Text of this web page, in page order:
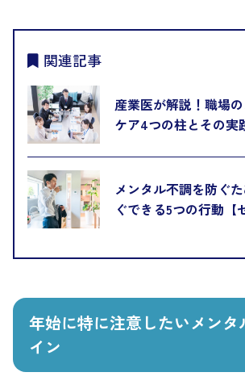
関連記事
産業医が解説！職場
ケア4つの柱とその実
メンタル不調を防ぐ
ぐできる5つの行動【
年始に特に注意したいメンタ
イン